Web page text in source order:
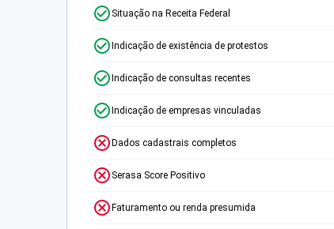
Situação na Receita Federal
Indicação de existência de protestos
Indicação de consultas recentes
Indicação de empresas vinculadas
Dados cadastrais completos
Serasa Score Positivo
Faturamento ou renda presumida